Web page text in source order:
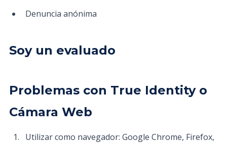
Denuncia anónima
Soy un evaluado
Problemas con True Identity o
Cámara Web
Utilizar como navegador: Google Chrome, Firefox,